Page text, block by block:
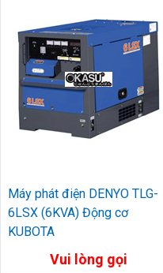
Máy phát điện DENYO TLG-
6LSX (6KVA) Động cơ
KUBOTA
Vui lòng gọi